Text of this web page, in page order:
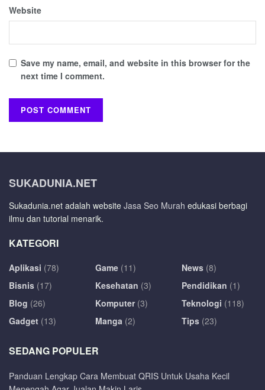
Website
Save my name, email, and website in this browser for the
next time I comment.
SUKADUNIA.NET
Sukadunia.net adalah website Jasa Seo Murah edukasi berbagi
ilmu dan tutorial menarik.
KATEGORI
Aplikasi (78)
Bisnis (17)
Blog (26)
Gadget (13)
Game (11)
Kesehatan (3)
Komputer(3)
Manga (2)
News (8)
Pendidikan (1)
Teknologi (118)
Tips (23)
SEDANG POPULER
Panduan Lengkap Cara Membuat QRIS Untuk Usaha Kecil